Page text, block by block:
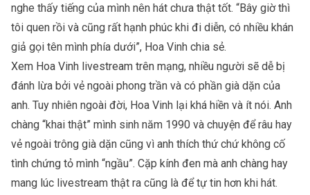
nghe thấy tiếng của mình nên hát chưa thật tốt. “Bây giờ thì
tôi quen rồi và cũng rất hạnh phúc khi đi diễn, có nhiều khán
giả gọi tên mình phía dưới”, Hoa Vinh chia sẻ.
Xem Hoa Vinh livestream trên mạng, nhiều người sẽ dễ bị
đánh lừa bởi vẻ ngoài phong trần và có phần già dặn của
anh. Tuy nhiên ngoài đời, Hoa Vinh lại khá hiền và ít nói. Anh
chàng “khai thật” mình sinh năm 1990 và chuyện để râu hay
vẻ ngoài trông già dặn cũng vì anh thích thứ chứ không cố
tình chứng tỏ mình “ngầu”. Cặp kính đen mà anh chàng hay
mang lúc livestream thật ra cũng là để tự tin hơn khi hát.